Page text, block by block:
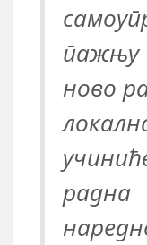
пажњу
ново